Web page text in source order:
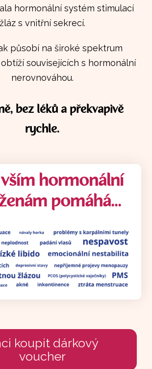
hormonální systém stimulací
žláz s vnitřní sekrecí.
působí na široké spektrum
souvisejících s hormonální
nerovnováhou.
bez léků a překvapivě
rychle.
hormonální
pomáhá...
koupit dárkový
voucher